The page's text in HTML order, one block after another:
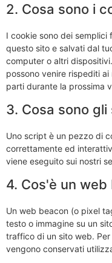
2. Cosa sono i
I cookie sono dei semplici
questo sito e salvati dal
computer o altri
possono venire rispediti
parti durante la prossima
3. Cosa sono gli
Uno script è un pezzo di
correttamente ed
viene eseguito sui nostri
4. Cos'è un web
Un web beacon (o pixel
testo o immagine su un
traffico di un sito web.
vengono conservati